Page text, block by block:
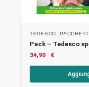
TEDESCO,
Pack – Tedesco
34,90 €